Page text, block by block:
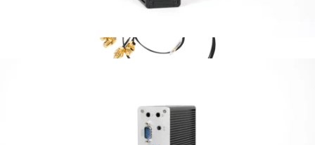
M.2 WLAN 802.11ac
WLAN Funktionserweiterung über ein internes